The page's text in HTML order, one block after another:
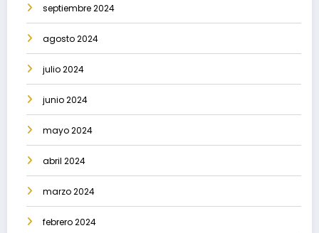
septiembre 2024
agosto 2024
julio 2024
junio 2024
mayo 2024
abril 2024
marzo 2024
febrero 2024